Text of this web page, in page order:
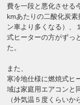
費を一段と悪化させる
kmあたりの二酸化炭
ン車より多くなる）、
式ヒーターの方がずっ
た。
また、
寒冷地仕様に燃焼式ヒ
域は家庭用エアコンと
（外気温５度くらい